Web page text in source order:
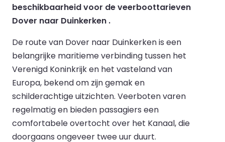
beschikbaarheid voor de veerboottarieven
Dover naar Duinkerken .
De route van Dover naar Duinkerken is een
belangrijke maritieme verbinding tussen het
Verenigd Koninkrijk en het vasteland van
Europa, bekend om zijn gemak en
schilderachtige uitzichten. Veerboten varen
regelmatig en bieden passagiers een
comfortabele overtocht over het Kanaal, die
doorgaans ongeveer twee uur duurt.